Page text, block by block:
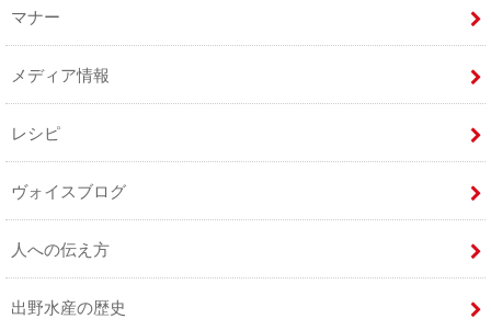
マナー
メディア情報
レシピ
ヴォイスブログ
人への伝え方
出野水産の歴史